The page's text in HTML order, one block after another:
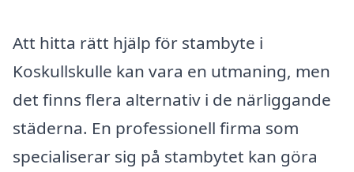
Att hitta rätt hjälp för stambyte i
Koskullskulle kan vara en utmaning, men
det finns flera alternativ i de närliggande
städerna. En professionell firma som
specialiserar sig på stambytet kan göra